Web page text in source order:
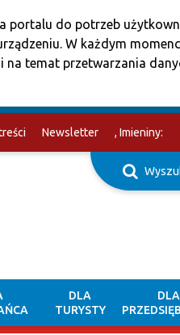
portalu do potrzeb
W każdym
temat przetwarzania
Newsletter , Imieniny:
DLA
TURYSTY
DLA